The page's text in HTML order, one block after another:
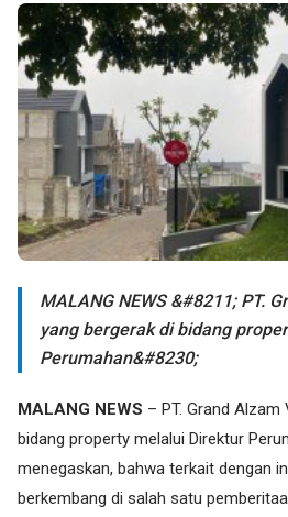
MALANG NEWS &#8211; PT.
yang bergerak di bidang
Perumahan&#8230;
MALANG NEWS – PT. Grand Alzam
bidang property melalui Direktur
menegaskan, bahwa terkait dengan
berkembang di salah satu